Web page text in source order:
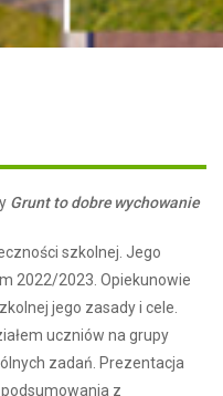
Grunt to dobre wychowanie
szkolnej. Jego
2022/2023. Opiekunowie
jego zasady i cele.
uczniów na grupy
zadań. Prezentacja
z